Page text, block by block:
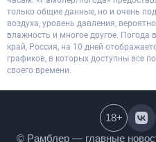
только общие данные, но и очень
воздуха, уровень давления,
влажность и многое другое. Погода
край, Россия, на 10 дней
графиков, в которых доступны все
своего времени.
© Рамблер — главные
18+